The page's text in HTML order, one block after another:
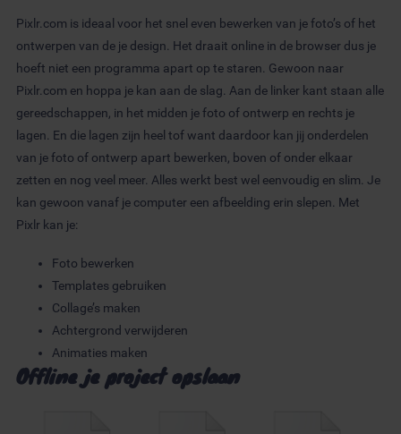
Pixlr.com is ideaal voor het snel even bewerken van je foto’s of het
ontwerpen van de je design. Het draait online in de browser dus je
hoeft niet een programma apart op te staren. Gewoon naar
Pixlr.com en hoppa je kan aan de slag. Aan de linker kant staan alle
gereedschappen, in het midden je foto of ontwerp en rechts je
lagen. En die lagen zijn heel tof want daardoor kan jij onderdelen
van je foto of ontwerp apart bewerken, boven of onder elkaar
zetten en nog veel meer. Alles werkt best wel eenvoudig en slim. Je
kan gewoon vanaf je computer een afbeelding erin slepen. Met
Pixlr kan je:
Foto bewerken
Templates gebruiken
Collage’s maken
Achtergrond verwijderen
Animaties maken
Offline je project opslaan